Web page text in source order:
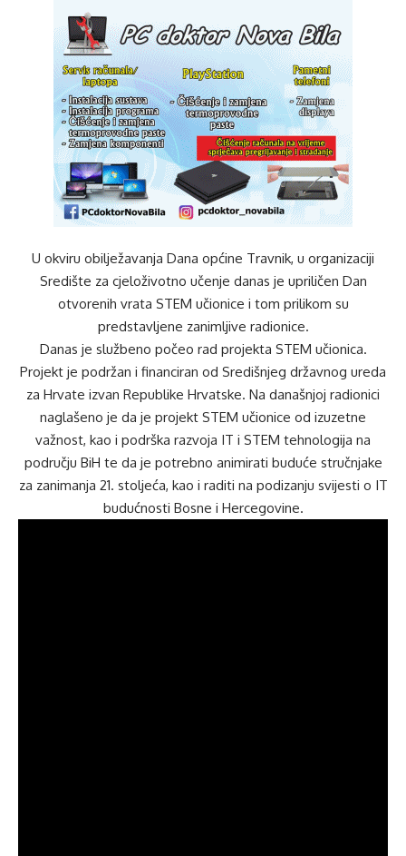
U okviru obilježavanja Dana općine Travnik, u organizaciji
Središte za cjeloživotno učenje danas je upriličen Dan
otvorenih vrata STEM učionice i tom prilikom su
predstavljene zanimljive radionice.
Danas je službeno počeo rad projekta STEM učionica.
Projekt je podržan i financiran od Središnjeg državnog ureda
za Hrvate izvan Republike Hrvatske. Na današnjoj radionici
naglašeno je da je projekt STEM učionice od izuzetne
važnost, kao i podrška razvoja IT i STEM tehnologija na
području BiH te da je potrebno animirati buduće stručnjake
za zanimanja 21. stoljeća, kao i raditi na podizanju svijesti o IT
budućnosti Bosne i Hercegovine.